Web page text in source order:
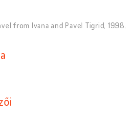
from Ivana and Pavel Tigrid, 1998.